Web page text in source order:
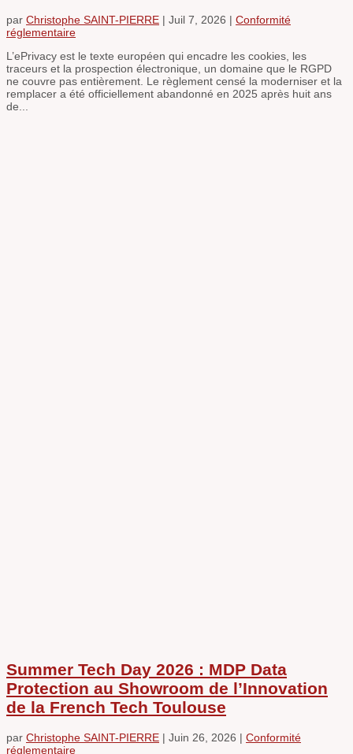
par Christophe SAINT-PIERRE | Juil 7, 2026 | Conformité
réglementaire
L’ePrivacy est le texte européen qui encadre les cookies, les
traceurs et la prospection électronique, un domaine que le RGPD
ne couvre pas entièrement. Le règlement censé la moderniser et la
remplacer a été officiellement abandonné en 2025 après huit ans
de...
Summer Tech Day 2026 : MDP Data
Protection au Showroom de l’Innovation
de la French Tech Toulouse
par Christophe SAINT-PIERRE | Juin 26, 2026 | Conformité
réglementaire